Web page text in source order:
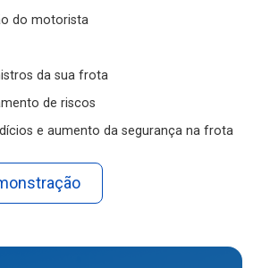
do motorista
da sua frota
de riscos
e aumento da segurança na frota